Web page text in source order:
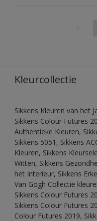
Kleurcollectie
Sikkens Kleuren van het
Sikkens Colour Futures
Authentieke Kleuren,
Sikkens 5051, Sikkens
Kleuren, Sikkens
Witten, Sikkens
het Interieur, Sikkens
Van Gogh Collectie
Sikkens Colour Futures
Sikkens Colour Futures
Colour Futures 2019,